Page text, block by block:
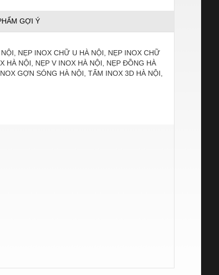
GỢI Ý
NẸP INOX CHỮ U HÀ NỘI, NẸP INOX CHỮ
HÀ NỘI, NẸP V INOX HÀ NỘI, NẸP ĐỒNG HÀ
GỢN SÓNG HÀ NỘI, TẤM INOX 3D HÀ NỘI,